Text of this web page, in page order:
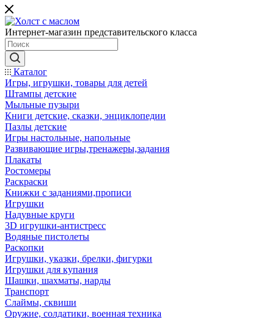
Интернет-магазин представительского класса
Каталог
Игры, игрушки, товары для детей
Штампы детские
Мыльные пузыри
Книги детские, сказки, энциклопедии
Пазлы детские
Игры настольные, напольные
Развивающие игры,тренажеры,задания
Плакаты
Ростомеры
Раскраски
Книжки с заданиями,прописи
Игрушки
Надувные круги
3D игрушки-антистресс
Водяные пистолеты
Раскопки
Игрушки, указки, брелки, фигурки
Игрушки для купания
Шашки, шахматы, нарды
Транспорт
Слаймы, сквиши
Оружие, солдатики, военная техника